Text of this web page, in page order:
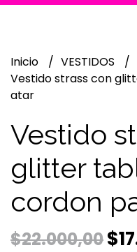
Inicio
VESTIDOS
Vestido strass con
atar
Vestido
glitter
cordon
$22.000,00